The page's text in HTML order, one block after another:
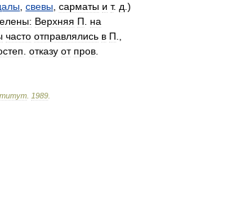
свевы сарматы и т. д .)
Верхняя П
на
часто отправлялись в П
отказу от пров
1989